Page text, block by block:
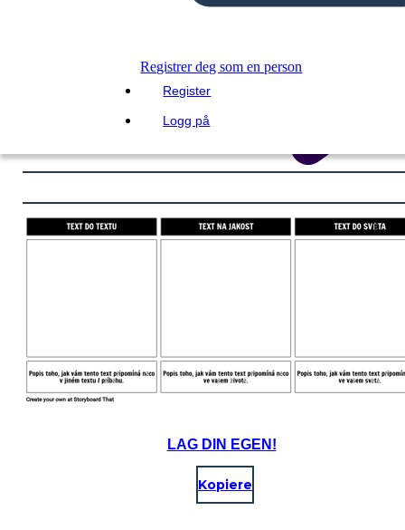
Registrer deg som en person
Register
Logg på
LAG DIN EGEN!
Kopiere